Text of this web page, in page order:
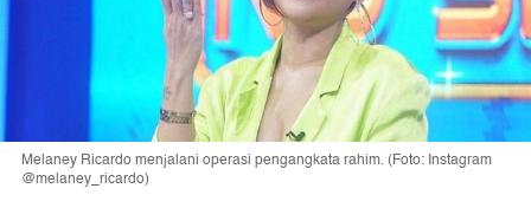
Melaney Ricardo menjalani operasi pengangkata rahim. (Foto: Instagram
@melaney_ricardo)